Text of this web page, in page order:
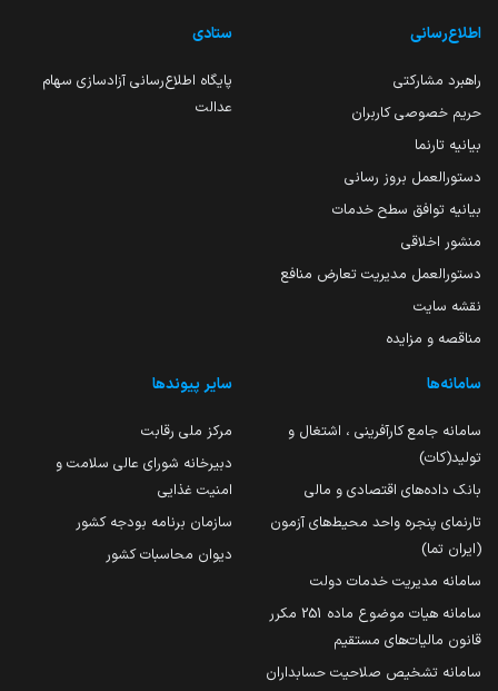
اطلاع‌رسانی
راهبرد مشارکتی
حریم خصوصی کاربران
بیانیه تارنما
دستورالعمل بروز رسانی
بیانیه توافق سطح خدمات
منشور اخلاقی
دستورالعمل مدیریت تعارض منافع
نقشه سایت
مناقصه و مزایده
ستادی
پایگاه اطلاع‌رسانی آزادسازی سهام
عدالت
سامانه‌ها
سامانه جامع کارآفرینی ، اشتغال و
تولید(کات)
بانک داده‌های اقتصادی و مالی
تارنمای پنجره واحد محیط‌های آزمون
(ایران تما)
سامانه مدیریت خدمات دولت
سامانه هیات موضوع ماده 251 مکرر
قانون مالیات‌های مستقیم
سامانه تشخیص صلاحیت حسابداران
سایر پیوندها
مرکز ملی رقابت
دبیرخانه شورای عالی سلامت و
امنیت غذایی
سازمان برنامه بودجه کشور
دیوان محاسبات کشور